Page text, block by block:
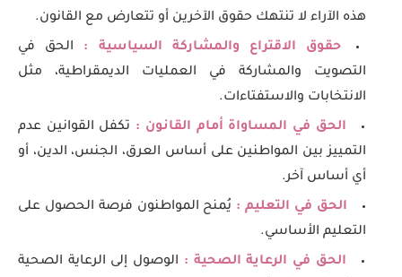
هذه الآراء لا تنتهك حقوق الآخرين أو تتعارض مع القانون.
حقوق الاقتراع والمشاركة السياسية : الحق في
التصويت والمشاركة في العمليات الديمقراطية، مثل
الانتخابات والاستفتاءات.
الحق في المساواة أمام القانون : تكفل القوانين عدم
التمييز بين المواطنين على أساس العرق، الجنس، الدين، أو
أي أساس آخر.
الحق في التعليم : يُمنح المواطنون فرصة الحصول على
التعليم الأساسي.
الحق في الرعاية الصحية : الوصول إلى الرعاية الصحية